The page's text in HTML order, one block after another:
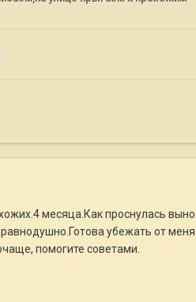
месяца.Как проснулась
убежать от
помогите советами.